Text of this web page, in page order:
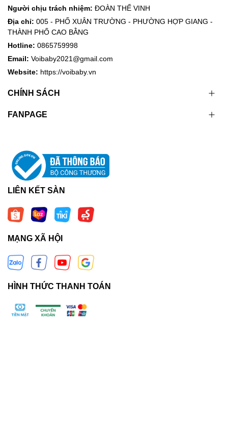
Người chịu trách nhiệm: ĐOÀN THẾ VINH
Địa chỉ: 005 - PHỐ XUÂN TRƯỜNG - PHƯỜNG HỢP GIANG -
THÀNH PHỐ CAO BẰNG
Hotline: 0865759998
Email: Voibaby2021@gmail.com
Website: https://voibaby.vn
CHÍNH SÁCH
FANPAGE
LIÊN KẾT SÀN
MẠNG XÃ HỘI
HÌNH THỨC THANH TOÁN